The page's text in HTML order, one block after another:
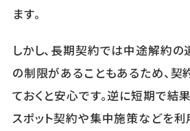
ます。
しかし、長期契約では中途解約
の制限があることもあるため、
ておくと安心です。逆に短期で結
スポット契約や集中施策などを利